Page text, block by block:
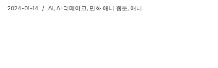
2024-01-14 AI, AI 리메이크, 만화 애니 웹툰, 애니